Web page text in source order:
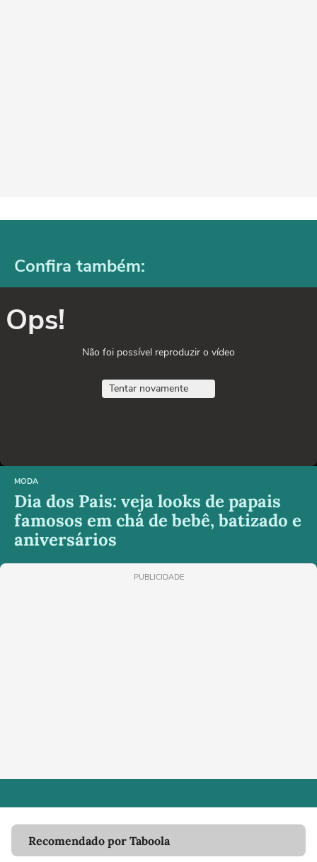
Confira também:
Ops!
Não foi possível reproduzir o vídeo
Tentar novamente
MODA
Dia dos Pais: veja looks de papais
famosos em chá de bebê, batizado e
aniversários
PUBLICIDADE
Recomendado por Taboola